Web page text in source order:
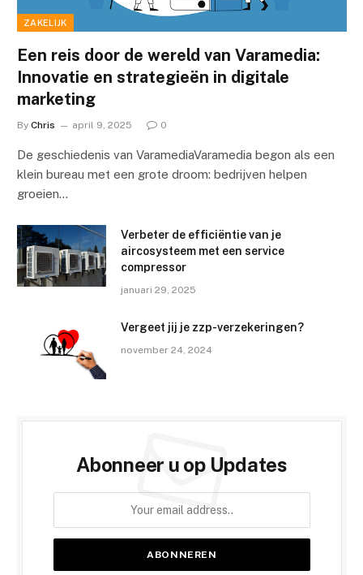
ZAKELIJK
Een reis door de wereld van Varamedia:
Innovatie en strategieën in digitale
marketing
By Chris april 9, 2025 0
De geschiedenis van VaramediaVaramedia begon als een
klein bureau met een grote droom: bedrijven helpen
groeien…
Verbeter de efficiëntie van je
aircosysteem met een service
compressor
januari 29, 2025
Vergeet jij je zzp-verzekeringen?
november 24, 2024
Abonneer u op Updates